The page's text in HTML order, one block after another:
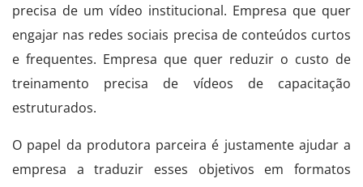
precisa de um vídeo institucional. Empresa que quer
engajar nas redes sociais precisa de conteúdos curtos
e frequentes. Empresa que quer reduzir o custo de
treinamento precisa de vídeos de capacitação
estruturados.
O papel da produtora parceira é justamente ajudar a
empresa a traduzir esses objetivos em formatos